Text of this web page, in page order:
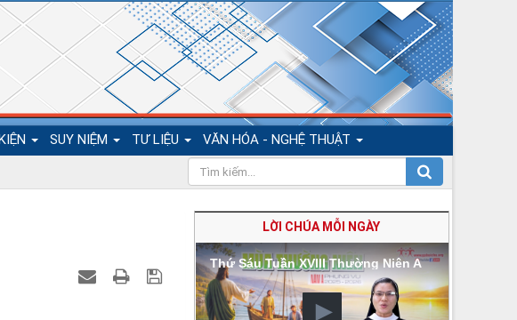
SUY NIỆM TƯ LIỆU VĂN HÓA - NGHỆ THUẬT
LỜI CHÚA MỖI NGÀY
Thứ Sáu Tuần XVIII Thường Niên A